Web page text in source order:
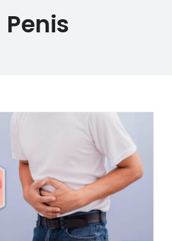
FASILITAS
HUBUNGI KAMI
Penis